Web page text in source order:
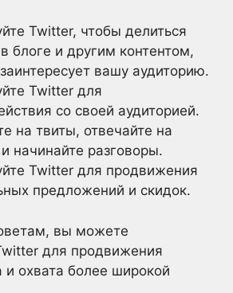
Twitter, чтобы делиться
блоге и другим контентом,
вашу аудиторию.
Twitter для
со своей аудиторией.
на твиты, отвечайте на
начинайте разговоры.
Twitter для продвижения
предложений и скидок.
вы можете
для продвижения
и охвата более широкой